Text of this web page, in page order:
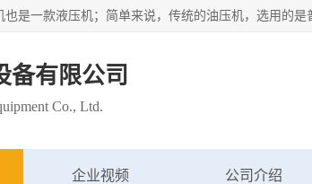
备有限公司
Co., Ltd.
企业视频 公司介绍